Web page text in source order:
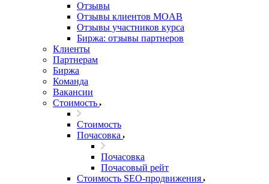
Отзывы
Отзывы клиентов MOAB
Отзывы участников курса
Биржа: отзывы партнеров
Клиенты
Партнерам
Биржа
Команда
Вакансии
Стоимость
Стоимость
Почасовка
Почасовка
Почасовый рейт
Стоимость SEO-продвижения